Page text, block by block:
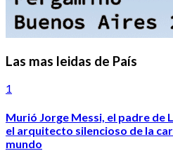
Las mas leidas de País
1
Murió Jorge Messi, el padre de
el arquitecto silencioso de la
mundo